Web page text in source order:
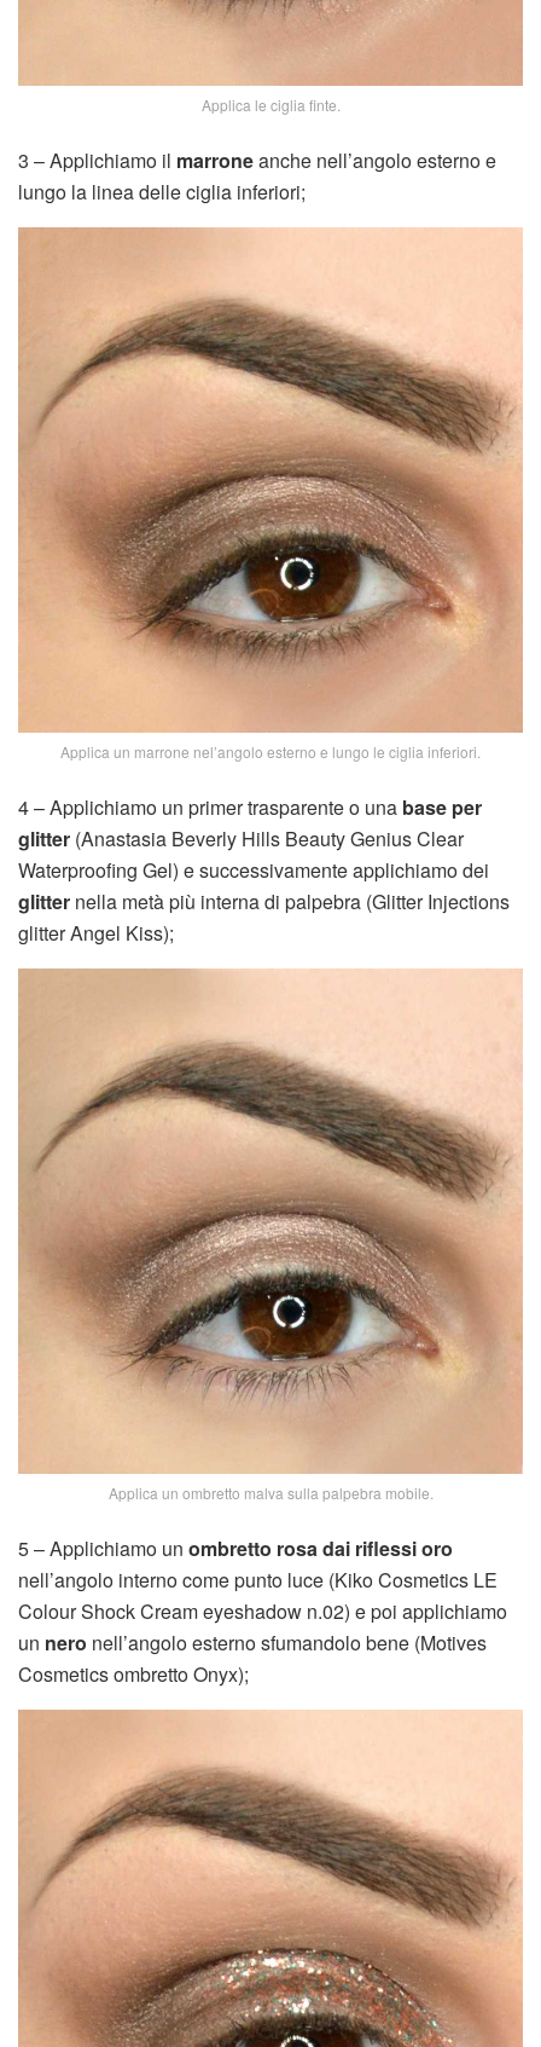
Applica le ciglia finte.
3 – Applichiamo il marroneanche nell’angolo esterno e
lungo la linea delle ciglia inferiori;
Applica un marrone nel’angolo esterno e lungo le ciglia inferiori.
4 – Applichiamo un primer trasparente o una base per
glitter (Anastasia Beverly Hills Beauty Genius Clear
Waterproofing Gel) e successivamente applichiamo dei
glitter nella metà più interna di palpebra (Glitter Injections
glitter Angel Kiss);
Applica un ombretto malva sulla palpebra mobile.
5 – Applichiamo un ombretto rosa dai riflessi oro
nell’angolo interno come punto luce (Kiko Cosmetics LE
Colour Shock Cream eyeshadow n.02) e poi applichiamo
un nero nell’angolo esterno sfumandolo bene (Motives
Cosmetics ombretto Onyx);